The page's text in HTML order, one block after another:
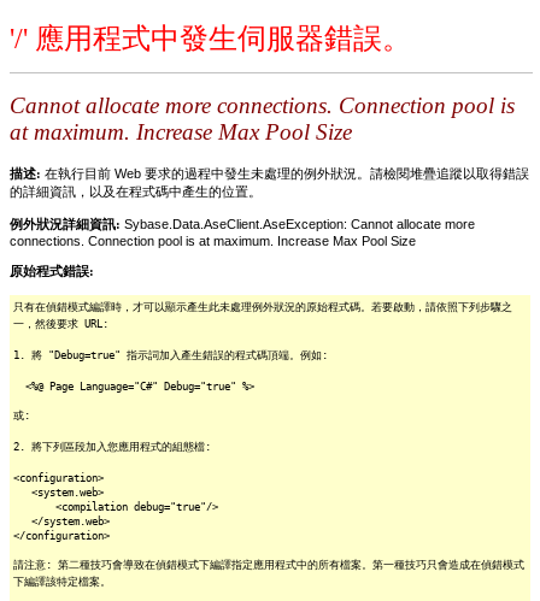
'/' 應用程式中發生伺服器錯誤。
Cannot allocate more connections. Connection pool is
at maximum. Increase Max Pool Size
描述: 在執行目前 Web 要求的過程中發生未處理的例外狀況。請檢閱堆疊追蹤以取得錯誤
的詳細資訊，以及在程式碼中產生的位置。
例外狀況詳細資訊: Sybase.Data.AseClient.AseException: Cannot allocate more
connections. Connection pool is at maximum. Increase Max Pool Size
原始程式錯誤:
只有在偵錯模式編譯時，才可以顯示產生此未處理例外狀況的原始程式碼。若要啟動，請依照下列步驟之
一，然後要求 URL:
1. 將 "Debug=true" 指示詞加入產生錯誤的程式碼頂端。例如:
<%@ Page Language="C#" Debug="true" %>
或:
2. 將下列區段加入您應用程式的組態檔:
<configuration>
<system.web>
<compilation debug="true"/>
</system.web>
</configuration>
請注意: 第二種技巧會導致在偵錯模式下編譯指定應用程式中的所有檔案。第一種技巧只會造成在偵錯模式
下編譯該特定檔案。